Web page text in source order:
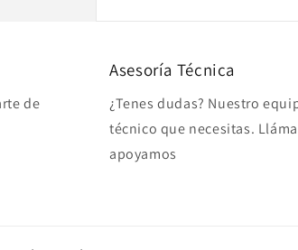
de
Asesoría Técnica
¿Tenes dudas? Nuestro
técnico que necesitas.
apoyamos